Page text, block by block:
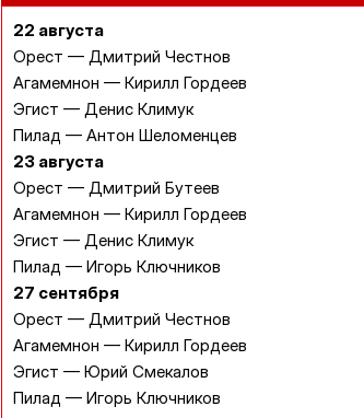
22 августа
Орест — Дмитрий Честнов
Агамемнон — Кирилл Гордеев
Эгист — Денис Климук
Пилад —Антон Шеломенцев
23 августа
Орест — Дмитрий Бутеев
Агамемнон — Кирилл Гордеев
Эгист — Денис Климук
Пилад — Игорь Ключников
27 сентября
Орест — Дмитрий Честнов
Агамемнон — Кирилл Гордеев
Эгист — Юрий Смекалов
Пилад — Игорь Ключников